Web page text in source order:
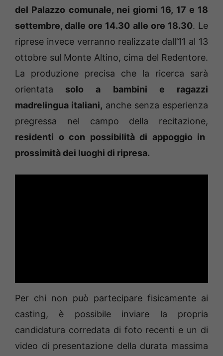
del Palazzo comunale, nei giorni 16, 17 e 18
settembre, dalle ore 14.30 alle ore 18.30. Le
riprese invece verranno realizzate dall’11 al 13
ottobre sul Monte Altino, cima del Redentore.
La produzione precisa che la ricerca sarà
orientata solo a bambini e ragazzi
madrelingua italiani, anche senza esperienza
pregressa nel campo della recitazione,
residenti o con possibilità di appoggio in
prossimità dei luoghi di ripresa.
Per chi non può partecipare fisicamente ai
casting, è possibile inviare la propria
candidatura corredata di foto recenti e un di
video di presentazione della durata massima